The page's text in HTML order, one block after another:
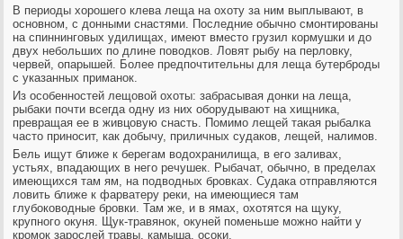
В периоды хорошего клева леща на охоту за ним выплывают, в
основном, с донными снастями. Последние обычно смонтированы
на спиннинговых удилищах, имеют вместо грузил кормушки и до
двух небольших по длине поводков. Ловят рыбу на перловку,
червей, опарышей. Более предпочтительны для леща бутерброды
с указанных приманок.
Из особенностей лещовой охоты: забрасывая донки на леща,
рыбаки почти всегда одну из них оборудывают на хищника,
превращая ее в живцовую снасть. Помимо лещей такая рыбалка
часто приносит, как добычу, приличных судаков, лещей, налимов.
Бель ищут ближе к берегам водохранилища, в его заливах,
устьях, впадающих в него речушек. Рыбачат, обычно, в пределах
имеющихся там ям, на подводных бровках. Судака отправляются
ловить ближе к фарватеру реки, на имеющиеся там
глубоководные бровки. Там же, и в ямах, охотятся на щуку,
крупного окуня. Щук-травянок, окуней поменьше можно найти у
кромок зарослей травы, камыша, осоки.